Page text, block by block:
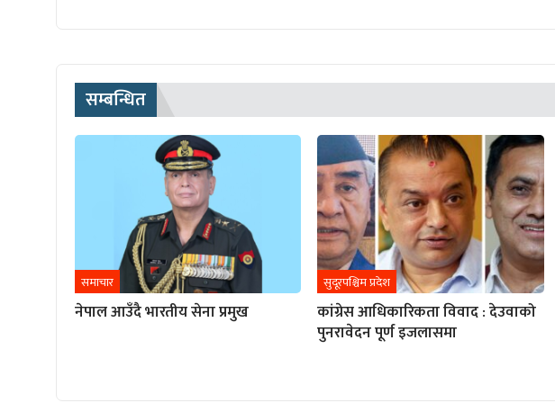
सम्बन्धित
समाचार
नेपाल आउँदै भारतीय सेना प्रमुख
सुदूरपश्चिम प्रदेश
कांग्रेस आधिकारिकता विवाद : देउवाको
पुनरावेदन पूर्ण इजलासमा